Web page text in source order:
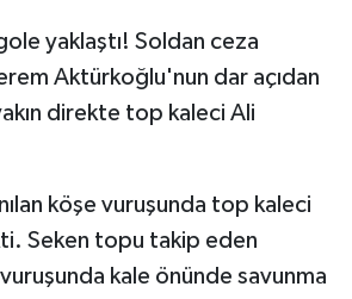
yaklaştı! Soldan ceza
Aktürkoğlu'nun dar açıdan
direkte top kaleci Ali
köşe vuruşunda top kaleci
Seken topu takip eden
kale önünde savunma